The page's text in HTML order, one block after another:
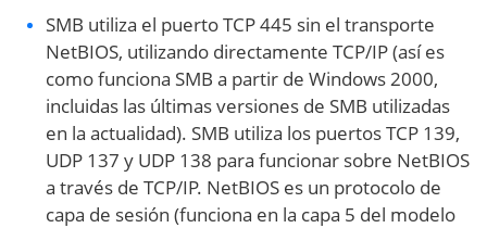
SMB utiliza el puerto TCP 445 sin el transporte
NetBIOS, utilizando directamente TCP/IP (así es
como funciona SMB a partir de Windows 2000,
incluidas las últimas versiones de SMB utilizadas
en la actualidad). SMB utiliza los puertos TCP 139,
UDP 137 y UDP 138 para funcionar sobre NetBIOS
a través de TCP/IP. NetBIOS es un protocolo de
capa de sesión (funciona en la capa 5 del modelo